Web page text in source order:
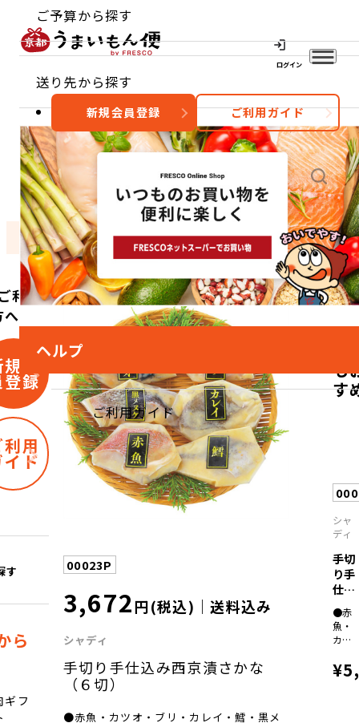
ログイン
ご予算から探す
送り先から探す
ヘルプ
ご利用ガイド
新規会員登録 ご利用ガイド
おすすめ 特集 カテゴリー
利用
へ
会
登録
用
ド
す
ら
ギフ
00023P
3,672円(税込)｜送料込み
シャディ
手切り手仕込み西京漬さかな
（６切）
●赤魚・カツオ・ブリ・カレイ・鱈・黒メ
も
す
シャ
ディ
手切
り手
仕込
み西
京...
●赤
魚・
カツ
ブ
リ・